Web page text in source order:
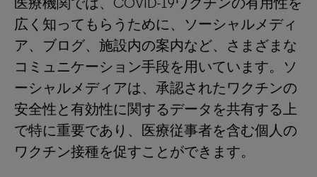
広く知ってもらうために、ソーシャルメディ
ア、ブログ、施設内の案内など、さまざまな
コミュニケーション手段を用いています。ソ
ーシャルメディアは、承認されたワクチンの
安全性と有効性に関するデータを共有する上
で特に重要であり、医療従事者を含む個人の
ワクチン接種を促すことができます。